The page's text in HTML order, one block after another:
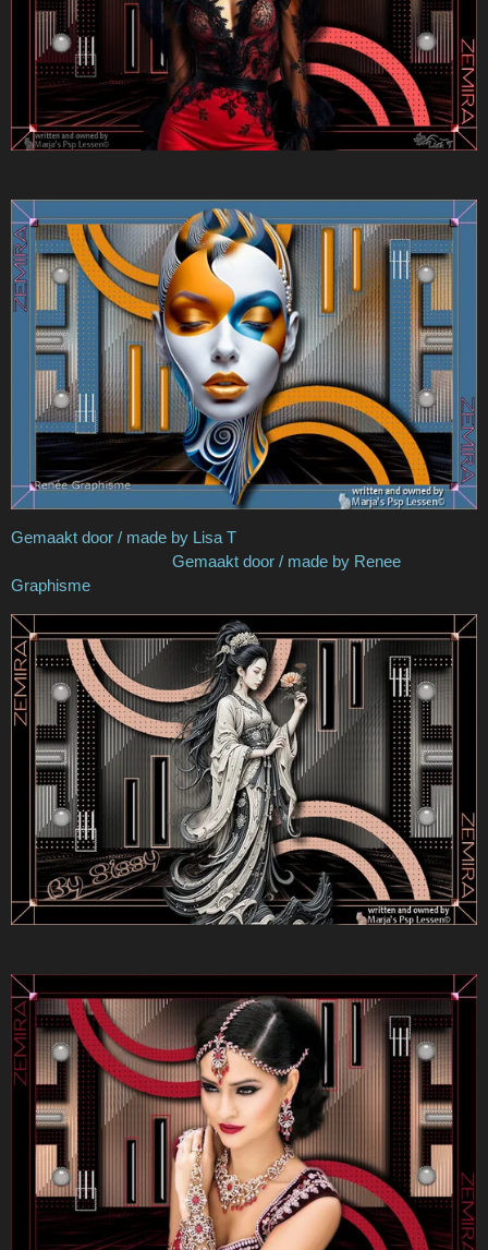
Gemaakt door / made by Lisa T
Gemaakt door / made by Renee
Graphisme